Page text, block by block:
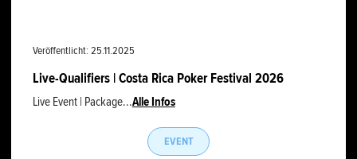
Veröffentlicht: 25.11.2025
Live-Qualifiers | Costa Rica Poker Festival 2026
Live Event | Package...Alle Infos
EVENT